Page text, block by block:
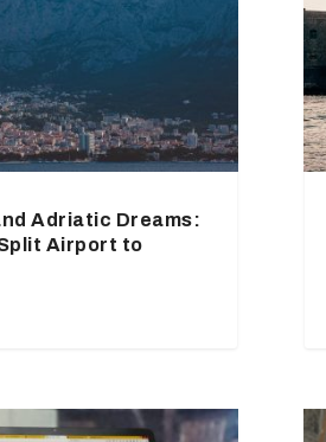
Adriatic Dreams:
Airport to